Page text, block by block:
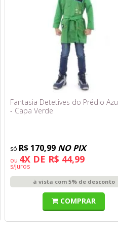
Fantasia Detetives do Prédio
- Capa Verde
R$ 170,99 NO PIX
ou 4X DE R$ 44,99
s/juros
à vista com 5% de desconto
COMPRAR